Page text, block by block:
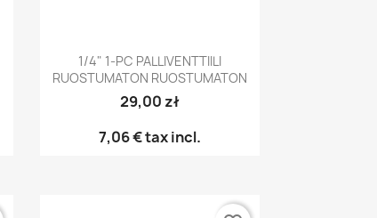
Pikakatselu
1/4" 1-PC PALLIVENTTIILI
RUOSTUMATON RUOSTUMATON
29,00 zł
7,06 €tax incl.